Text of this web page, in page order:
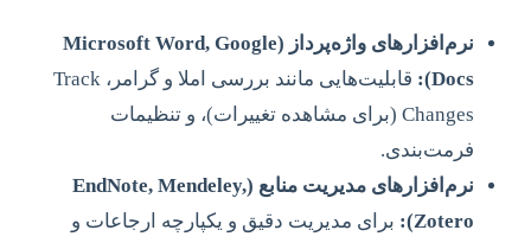
نرم‌افزارهای واژه‌پرداز (Microsoft Word, Google
Docs):
قابلیت‌هایی مانند بررسی املا و گرامر، Track
Changes (برای مشاهده تغییرات)، و تنظیمات
فرمت‌بندی.
نرم‌افزارهای مدیریت منابع (EndNote, Mendeley,
Zotero):
برای مدیریت دقیق و یکپارچه ارجاعات و